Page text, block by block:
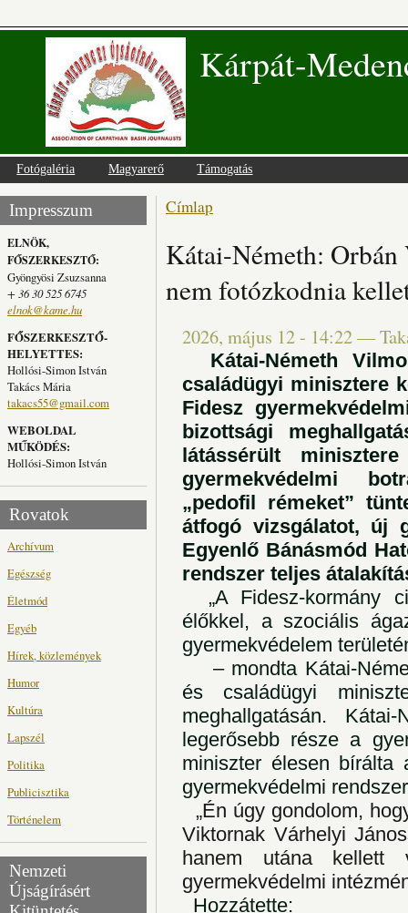
Kárpát-
Fotógaléria Magyarerő Támogatás
Impresszum
ELNÖK,
FŐSZERKESZTŐ:
Gyöngyösi Zsuzsanna
+ 36 30 525 6745
elnok@kame.hu
FŐSZERKESZTŐ-
HELYETTES:
Hollósi-Simon István
Takács Mária
takacs55@gmail.com
WEBOLDAL
MŰKÖDÉS:
Hollósi-Simon István
Rovatok
Archívum
Egészség
Életmód
Egyéb
Hírek, közlemények
Humor
Kultúra
Lapszél
Politika
Publicisztika
Történelem
Nemzeti
Újságírásért
Jelenlegi hely
Címlap
Kátai-Németh:
nem fotózkodnia
2026, május 12 - 14:22—
Kátai-Németh
családügyi minisztere
Fidesz
bizottsági
látássérült
gyermekvédelmi
„pedofil rémeket”
átfogó vizsgálatot, új
Egyenlő Bánásmód
rendszer teljes
„A Fidesz-kormány
élőkkel, a szociális
gyermekvédelem
– mondta Kátai-
és családügyi
meghallgatásán.
legerősebb része a
miniszter élesen bírálta
gyermekvédelmi
„Én úgy gondolom,
Viktornak Várhelyi
hanem utána
gyermekvédelmi
Hozzátette: